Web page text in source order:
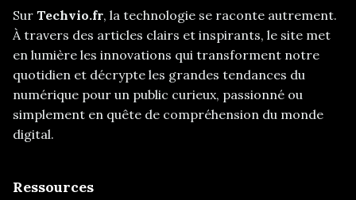
Sur Techvio.fr, la technologie se raconte autrement.
À travers des articles clairs et inspirants, le site met
en lumière les innovations qui transforment notre
quotidien et décrypte les grandes tendances du
numérique pour un public curieux, passionné ou
simplement en quête de compréhension du monde
digital.
Ressources